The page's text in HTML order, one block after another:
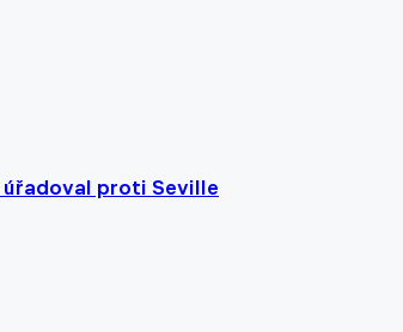
úřadoval proti Seville